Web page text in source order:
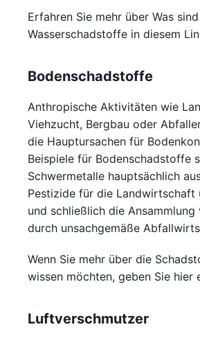
Erfahren Sie mehr über Was
Wasserschadstoffe in diesem
Bodenschadstoffe
Anthropische Aktivitäten wie
Viehzucht, Bergbau oder
die Hauptursachen für
Beispiele für Bodenschadstoffe
Schwermetalle hauptsächlich
Pestizide für die Landwirtschaft
und schließlich die Ansammlung
durch unsachgemäße
Wenn Sie mehr über die
wissen möchten, geben Sie hier
Luftverschmutzer